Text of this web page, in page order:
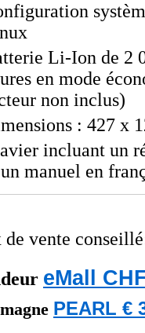
Li-Ion de 2
en mode
non inclus)
: 427 x
incluant un
manuel en
de vente
eMall
PEARL €